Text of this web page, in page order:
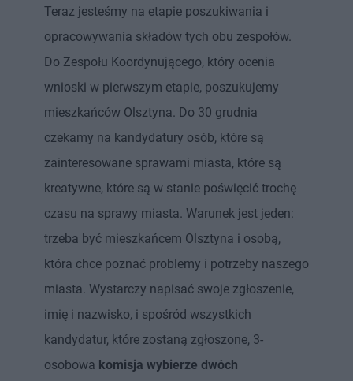
Teraz jesteśmy na etapie poszukiwania i
opracowywania składów tych obu zespołów.
Do Zespołu Koordynującego, który ocenia
wnioski w pierwszym etapie, poszukujemy
mieszkańców Olsztyna. Do 30 grudnia
czekamy na kandydatury osób, które są
zainteresowane sprawami miasta, które są
kreatywne, które są w stanie poświęcić trochę
czasu na sprawy miasta. Warunek jest jeden:
trzeba być mieszkańcem Olsztyna i osobą,
która chce poznać problemy i potrzeby naszego
miasta. Wystarczy napisać swoje zgłoszenie,
imię i nazwisko, i spośród wszystkich
kandydatur, które zostaną zgłoszone, 3-
osobowa komisja wybierze dwóch